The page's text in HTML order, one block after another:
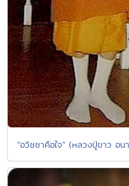
"อวิชชาคือใจ" (หลวงปู่ขาว อน